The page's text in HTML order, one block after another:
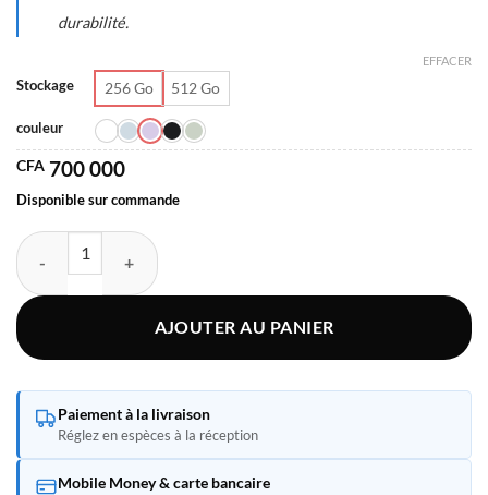
durabilité.
Stockage 256 Go 512 Go
couleur
EFFACER
CFA 700 000
Disponible sur commande
quantité de Apple iPhone 17
AJOUTER AU PANIER
Paiement à la livraison
Réglez en espèces à la réception
Mobile Money & carte bancaire